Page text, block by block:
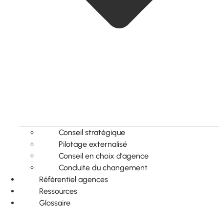
Conseil stratégique
Pilotage externalisé
Conseil en choix d’agence
Conduite du changement
Référentiel agences
Ressources
Glossaire